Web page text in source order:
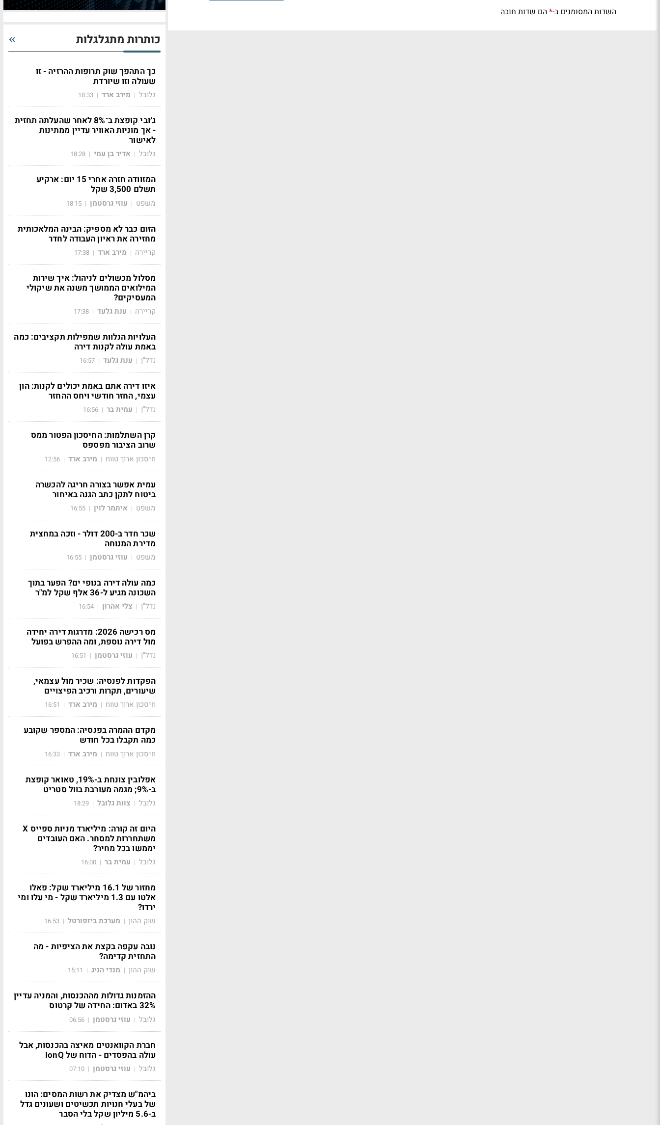
השדות המסומנים ב-*הם שדות חובה
כותרות מתגלגלות
כך התהפך שוק תרופות ההרזיה - זו
שעולה וזו שיורדת
גלובל | מירב ארד |
18:33
ג׳ובי קופצת ב־8% לאחר שהעלתה תחזית
- אך מוניות האוויר עדיין ממתינות
לאישור
גלובל | אדיר בן עמי |
18:28
המזוודה חזרה אחרי 15 יום: ארקיע
תשלם 3,500 שקל
משפט | עוזי גרסטמן |
18:15
הזום כבר לא מספיק: הבינה המלאכותית
מחזירה את ראיון העבודה לחדר
קריירה | מירב ארד |
17:38
מסלול מכשולים לניהול: איך שירות
המילואים הממושך משנה את שיקולי
המעסיקים?
קריירה | ענת גלעד |
17:38
העלויות הנלוות שמפילות תקציבים: כמה
באמת עולה לקנות דירה
נדל"ן | ענת גלעד |
16:57
איזו דירה אתם באמת יכולים לקנות: הון
עצמי, החזר חודשי ויחס ההחזר
נדל"ן | עמית בר |
16:56
קרן השתלמות: החיסכון הפטור ממס
שרוב הציבור מפספס
חיסכון ארוך טווח | מירב ארד |
12:56
עמית אפשר בצורה חריגה להכשרה
ביטוח לתקן כתב הגנה באיחור
משפט | איתמר לוין |
16:55
שכר חדר ב-200 דולר - וזכה במחצית
מדירת המנוחה
משפט | עוזי גרסטמן |
16:55
כמה עולה דירה בנופי ים? הפער בתוך
השכונה מגיע ל-36 אלף שקל למ"ר
נדל"ן | צלי אהרון |
16:54
מס רכישה 2026: מדרגות דירה יחידה
מול דירה נוספת, ומה ההפרש בפועל
נדל"ן | עוזי גרסטמן |
16:51
הפקדות לפנסיה: שכיר מול עצמאי,
שיעורים, תקרות ורכיב הפיצויים
חיסכון ארוך טווח | מירב ארד |
16:51
מקדם ההמרה בפנסיה: המספר שקובע
כמה תקבלו בכל חודש
חיסכון ארוך טווח | מירב ארד |
16:33
אפלובין צונחת ב-19%, טאואר קופצת
ב-9%; מגמה מעורבת בוול סטריט
גלובל | צוות גלובל |
18:29
היום זה קורה: מיליארד מניות ספייס X
משתחררות למסחר. האם העובדים
יממשו בכל מחיר?
גלובל | עמית בר |
16:00
מחזור של 16.1 מיליארד שקל: פאלו
אלטו עם 1.3 מיליארד שקל - מי עלו ומי
ירדו?
שוק ההון | מערכת ביזפורטל |
16:53
נובה עקפה בקצת את הציפיות - מה
התחזית קדימה?
שוק ההון | מנדי הניג |
15:11
ההזמנות גדולות מההכנסות, והמניה עדיין
32% באדום: החידה של קרטוס
גלובל | עוזי גרסטמן |
06:56
חברת הקוואנטים מאיצה בהכנסות, אבל
עולה בהפסדים - הדוח של IonQ
גלובל | עוזי גרסטמן |
07:10
ביהמ"ש מצדיק את רשות המסים: הונו
של בעלי חנויות תכשיטים ושעונים גדל
ב-5.6 מיליון שקל בלי הסבר